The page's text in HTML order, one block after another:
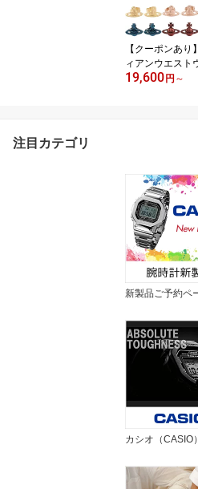
べる4カラー 【
り】【誕生日
レゼント ギフト】
【クーポンあり
ィアンウエスト
アス レディース
19,600円 ～
注目カテゴリ
新製品ご予約ペ
カシオ（CASIO）